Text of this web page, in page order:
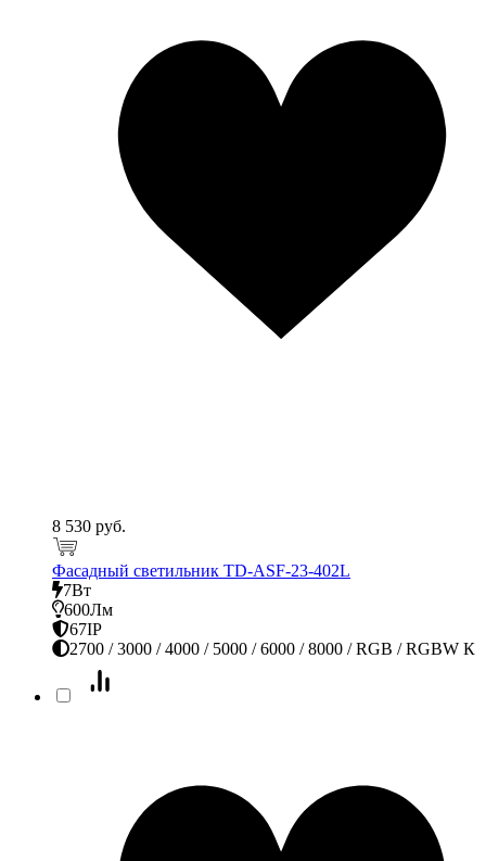
8 530 руб.
Фасадный светильник TD-ASF-23-402L
7Вт
600Лм
67IP
2700 / 3000 / 4000 / 5000 / 6000 / 8000 / RGB / RGBW К